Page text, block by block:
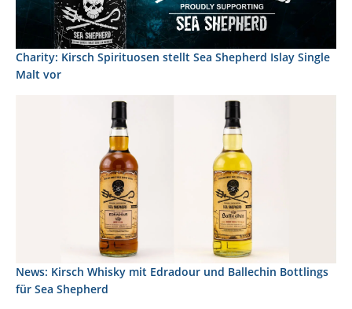
Charity: Kirsch Spirituosen stellt Sea Shepherd Islay Single
Malt vor
News: Kirsch Whisky mit Edradour und Ballechin Bottlings
für Sea Shepherd